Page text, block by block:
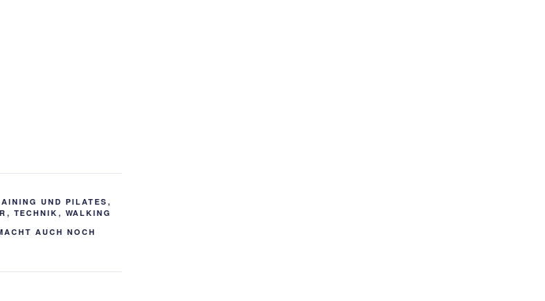
UND PILATES ,
, TECHNIK , WALKING
AUCH NOCH